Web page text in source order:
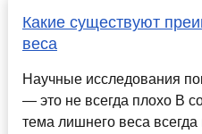
Какие существуют
веса
Научные исследования
— это не всегда плохо В
тема лишнего веса всегда